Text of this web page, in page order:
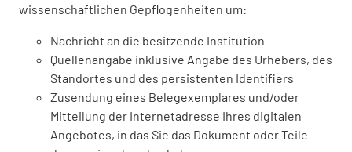
wissenschaftlichen Gepflogenheiten um:
Nachricht an die besitzende Institution
Quellenangabe inklusive Angabe des Urhebers, des
Standortes und des persistenten Identifiers
Zusendung eines Belegexemplares und/oder
Mitteilung der Internetadresse Ihres digitalen
Angebotes, in das Sie das Dokument oder Teile